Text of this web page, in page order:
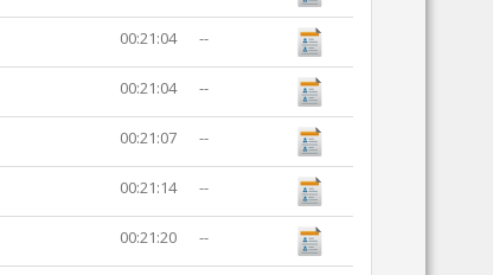
00:21:04 --
00:21:04 --
00:21:07 --
00:21:14 --
00:21:20 --